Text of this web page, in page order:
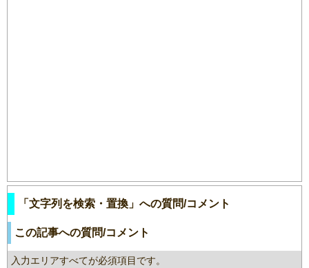
「文字列を検索・置換」への質問/コメント
この記事への質問/コメント
入力エリアすべてが必須項目です。